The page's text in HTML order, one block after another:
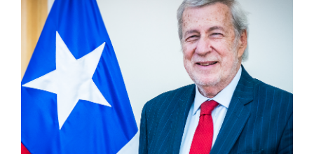
Funcionarios
Alumni
English